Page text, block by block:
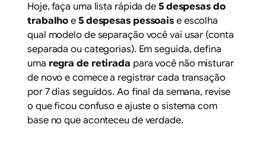
Hoje, faça uma lista rápida de 5 despesas do
trabalho e 5 despesas pessoais e escolha
qual modelo de separação você vai usar (conta
separada ou categorias). Em seguida, defina
uma regra de retirada para você não misturar
de novo e comece a registrar cada transação
por 7 dias seguidos. Ao final da semana, revise
o que ficou confuso e ajuste o sistema com
base no que aconteceu de verdade.